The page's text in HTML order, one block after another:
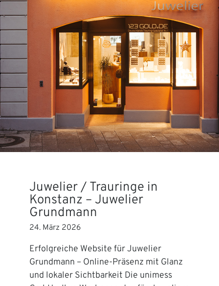
Juwelier / Trauringe in
Konstanz – Juwelier
Grundmann
24. März 2026
Erfolgreiche Website für Juwelier
Grundmann – Online-Präsenz mit Glanz
und lokaler Sichtbarkeit Die unimess